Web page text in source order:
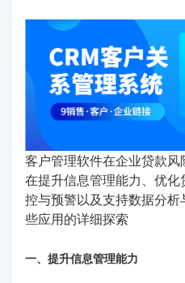
客户管理软件在企业贷款
在提升信息管理能力、优
控与预警以及支持数据分
些应用的详细探索
一、提升信息管理能力